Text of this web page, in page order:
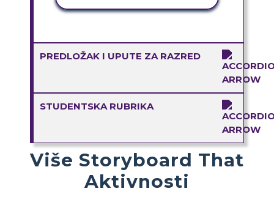
PREDLOŽAK I UPUTE ZA RAZRED
STUDENTSKA RUBRIKA
Više Storyboard That
Aktivnosti